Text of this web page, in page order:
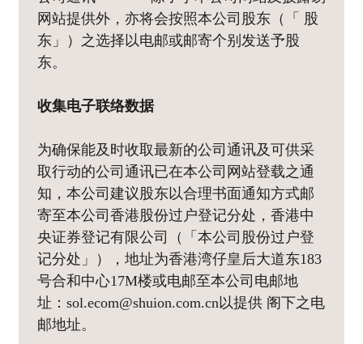
网站提供外，亦将会按照本公司股东（「 股
东」）之选择以电邮或邮寄个别发送予股
东。
收集电子联络数据
为确保能及时收取最新的公司通讯及可供采
取行动的公司通讯已在本公司网站登载之通
知，本公司建议股东以合理书面通知方式邮
寄至本公司香港股份过户登记分处，香港中
央证券登记有限公司（「本公司股份过户登
记分处」），地址为香港湾仔皇后大道东183
号合和中心17M楼或电邮至本公司电邮地
址：sol.ecom@shuion.com.cn以提供 阁下之电
邮地址。